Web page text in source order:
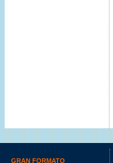
Epson T55K1 negro foto 700ml
GRAN FORMATO